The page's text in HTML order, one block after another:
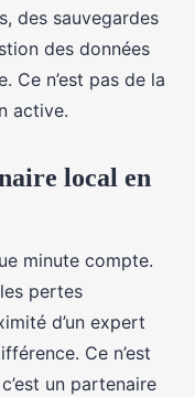
des sauvegardes
des données
Ce n’est pas de la
active.
local en
minute compte.
pertes
d’un expert
Ce n’est
un partenaire